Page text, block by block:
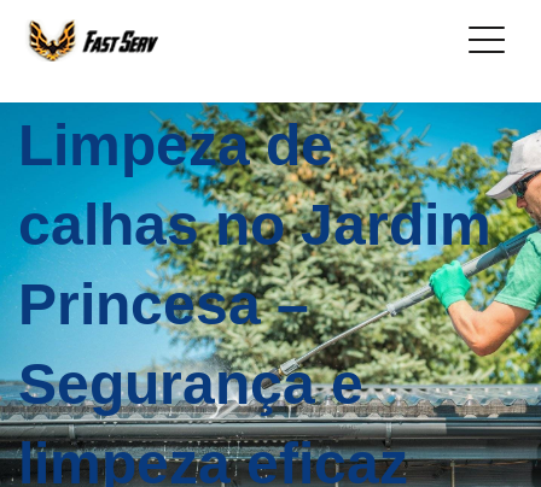
Limpeza de
calhas no Jardim
Princesa –
Segurança e
limpeza eficaz